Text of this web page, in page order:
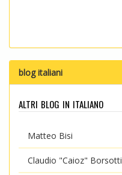
blog italiani
altri blog in italiano
Matteo Bisi
Claudio "Caioz" Borsotti